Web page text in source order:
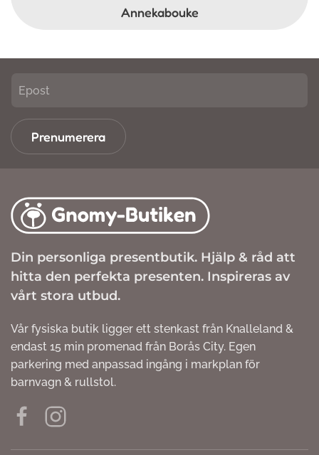
Annekabouke
Prenumerera
Din personliga presentbutik. Hjälp & råd att
hitta den perfekta presenten. Inspireras av
vårt stora utbud.
Vår fysiska butik ligger ett stenkast från Knalleland &
endast 15 min promenad från Borås City. Egen
parkering med anpassad ingång i markplan för
barnvagn & rullstol.